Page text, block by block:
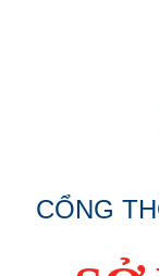
CỔNG